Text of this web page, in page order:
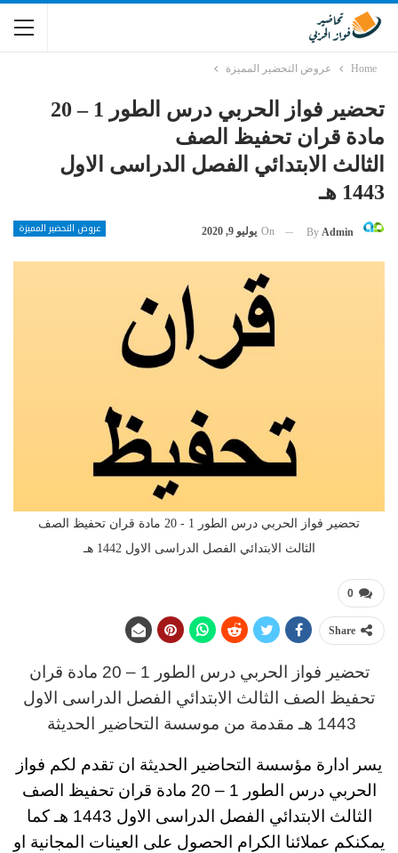
Home عروض التحضير المميزة
تحضير فواز الحربي درس الطور 1 – 20
مادة قران تحفيظ الصف
الثالث الابتدائي الفصل الدراسى الاول
1443 هـ
عروض التحضير المميزة By Admin
On يوليو 9, 2020
تحضير فواز الحربي درس الطور 1 - 20 مادة قران تحفيظ الصف
الثالث الابتدائي الفصل الدراسى الاول 1442 هـ
0
Share
تحضير فواز الحربي درس
الطور 1 – 20 مادة قران
تحفيظ
الصف الثالث الابتدائي الفصل الدراسى الاول
1443 هـ
مقدمة من موسسة التحاضير الحديثة
يسر ادارة مؤسسة التحاضير الحديثة ان تقدم لكم فواز
الحربي درس الطور 1 – 20 مادة قران تحفيظ الصف
الثالث الابتدائي الفصل الدراسى الاول 1443 هـكما
يمكنكم عملائنا الكرام الحصول على العينات المجانية او